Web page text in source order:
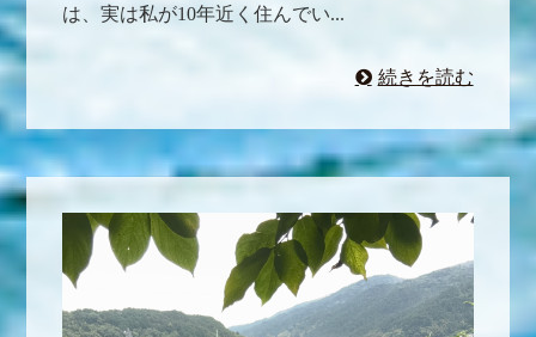
は、実は私が10年近く住んでい...
続きを読む